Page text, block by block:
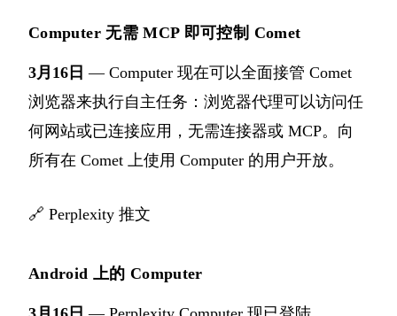
Computer 无需 MCP 即可控制 Comet
3月16日 — Computer 现在可以全面接管 Comet
浏览器来执行自主任务：浏览器代理可以访问任
何网站或已连接应用，无需连接器或 MCP。向
所有在 Comet 上使用 Computer 的用户开放。
🔗 Perplexity 推文
Android 上的 Computer